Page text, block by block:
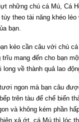
những chú cá Mú, Cá
theo tài năng khéo léo
bạn.
kéo cần câu với chú
trĩu mang đến cho bạn
long về thành quả lao
ngon mà bạn câu
trên tàu để chế biến
và không kém phần
xả ớt, cá Mú thì lóc